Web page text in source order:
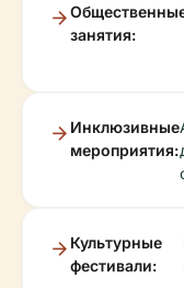
занятия:
Инклюзивные
мероприятия:
Культурные
фестивали: